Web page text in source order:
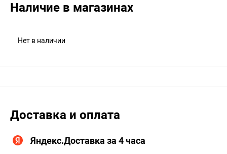
Наличие в магазинах
Нет в наличии
Доставка и оплата
Яндекс.Доставка за 4 часа